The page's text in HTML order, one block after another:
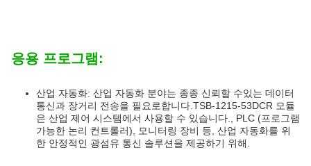
응용 프로그램:
산업 자동화: 산업 자동화 분야는 종종 신뢰할 수있는 데이터
통신과 장거리 전송을 필요로합니다.TSB-1215-53DCR 모듈
은 산업 제어 시스템에서 사용할 수 있습니다., PLC (프로그램
가능한 논리 컨트롤러), 모니터링 장비 등, 산업 자동화를 위
한 안정적인 광섬유 통신 솔루션을 제공하기 위해.